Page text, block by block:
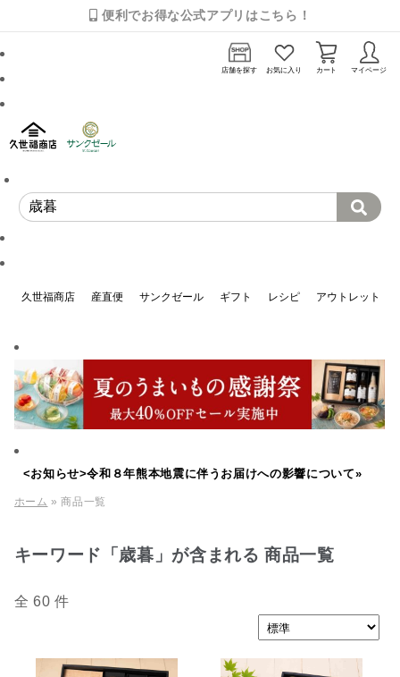
便利でお得な公式アプリはこちら！
店舗を探す お気に入り カート マイページ
久世福商店 産直便 サンクゼール ギフト レシピ アウトレット
<お知らせ>令和８年熊本地震に伴うお届けへの影響について»
ホーム » 商品一覧
キーワード「歳暮」が含まれる 商品一覧
全 60 件